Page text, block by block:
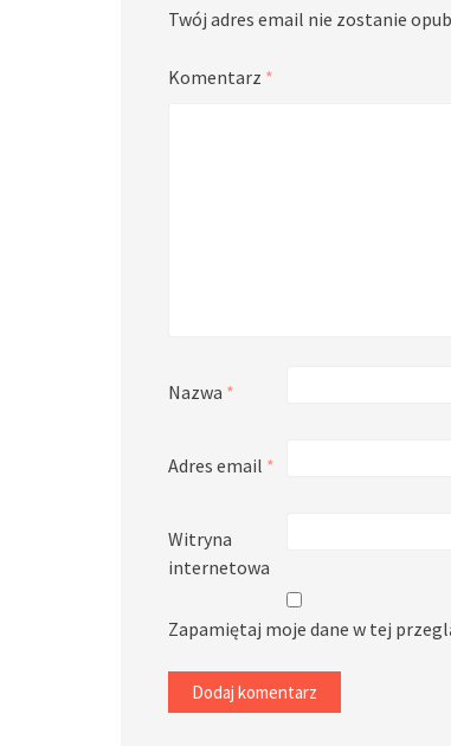
Twój adres email nie zostanie
Komentarz *
Nazwa *
Adres email *
Witryna
internetowa
Zapamiętaj moje dane w tej